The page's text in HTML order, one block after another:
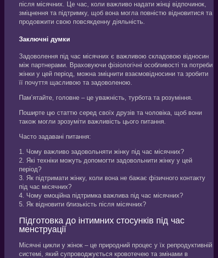
після місячних. Це час, коли важливо надати жінці відпочинок,
зміцнення та підтримку, щоб вона могла повністю відновитися та
продовжити свою повсякденну діяльність.
Заключні думки
Задоволення під час місячних є важливою складовою відносин
між партнерами. Враховуючи фізіологічні особливості та потреби
жінки у цей період, можна зміцнити взаємовідносини та зробити
її почуття щасливою та задоволеною.
Пам’ятайте, головне – це уважність, турбота та розуміння.
Поширте цю статтю серед своїх друзів та чоловіка, щоб вони
також могли зрозуміти важливість цього питання.
Часто задавані питання:
1. Чому важливо задовольняти жінку під час місячних?
2. Які техніки можуть допомогти задовольнити жінку у цей
період?
3. Як підтримати жінку, коли вона не бажає фізичного контакту
під час місячних?
4. Чому емоційна підтримка важлива під час місячних?
5. Як відновити близькість після місячних?
Підготовка до інтимних стосунків під час
менструації
Місячні цикли у жінок – це природний процес у їх репродуктивній
системі, який супроводжується кровотечею та змінами в